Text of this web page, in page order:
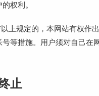
权利。
上规定的，本网站有权作
等措施。用户须对自己在
止